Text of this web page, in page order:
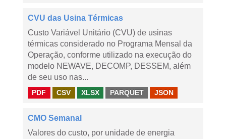
CVU das Usina Térmicas
Custo Variável Unitário (CVU) de usinas
térmicas considerado no Programa Mensal da
Operação, conforme utilizado na execução do
modelo NEWAVE, DECOMP, DESSEM, além
de seu uso nas...
PDF CSV XLSX PARQUET JSON
CMO Semanal
Valores do custo, por unidade de energia